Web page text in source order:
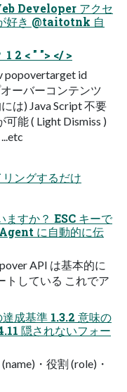
Developer アクセ
好き @taitotnk 自
2 < " "> </ >
popovertarget id
ーバーコンテンツ
は) Java Script 不要
能 ( Light Dismiss )
ングするだけ
ますか？ ESC キーで
に自動的に伝
API は基本的に
トしている これでア
成基準 1.3.2 意味の
隠されないフォー
・役割 (role)・